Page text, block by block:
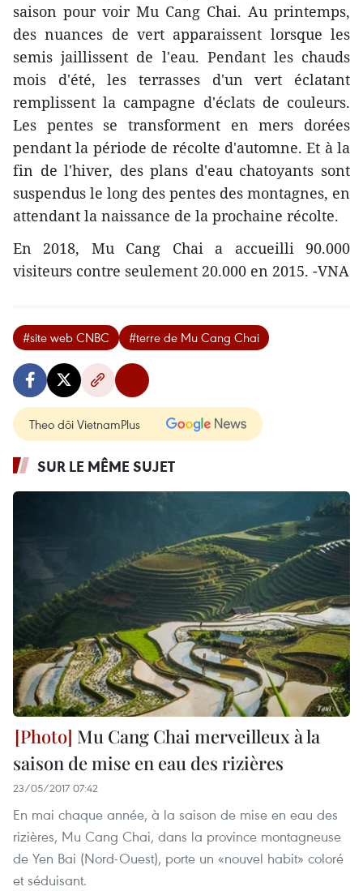
saison pour voir Mu Cang Chai. Au printemps,
des nuances de vert apparaissent lorsque les
semis jaillissent de l'eau. Pendant les chauds
mois d'été, les terrasses d'un vert éclatant
remplissent la campagne d'éclats de couleurs.
Les pentes se transforment en mers dorées
pendant la période de récolte d'automne. Et à la
fin de l'hiver, des plans d'eau chatoyants sont
suspendus le long des pentes des montagnes, en
attendant la naissance de la prochaine récolte.
En 2018, Mu Cang Chai a accueilli 90.000
visiteurs contre seulement 20.000 en 2015. -VNA
#site web CNBC #terre de Mu Cang Chai
Theo dõi VietnamPlus
SUR LE MÊME SUJET
Mu Cang Chai merveilleux à la
saison de mise en eau des rizières
23/05/2017 07:42
En mai chaque année, à la saison de mise en eau des
rizières, Mu Cang Chai, dans la province montagneuse
de Yen Bai (Nord-Ouest), porte un «nouvel habit» coloré
et séduisant.